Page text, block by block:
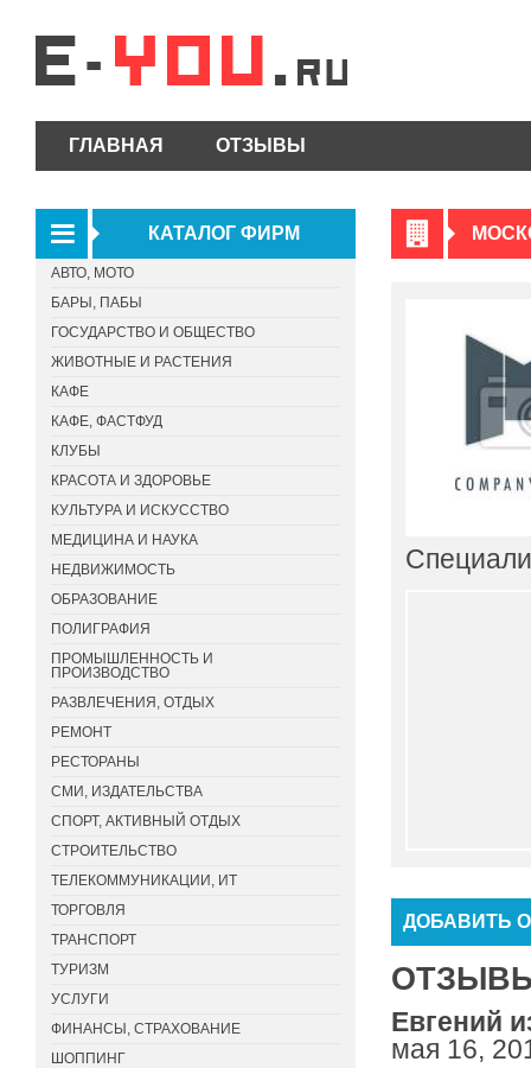
ГЛАВНАЯ ОТЗЫВЫ
ДОБАВИТЬ
Евгений
мая 16,
КАТАЛОГ ФИРМ
АВТО, МОТО
БАРЫ, ПАБЫ
ГОСУДАРСТВО И ОБЩЕСТВО
ЖИВОТНЫЕ И РАСТЕНИЯ
КАФЕ
КАФЕ, ФАСТФУД
КЛУБЫ
КРАСОТА И ЗДОРОВЬЕ
КУЛЬТУРА И ИСКУССТВО
МЕДИЦИНА И НАУКА
НЕДВИЖИМОСТЬ
ОБРАЗОВАНИЕ
ПОЛИГРАФИЯ
ПРОМЫШЛЕННОСТЬ И
ПРОИЗВОДСТВО
РАЗВЛЕЧЕНИЯ, ОТДЫХ
РЕМОНТ
РЕСТОРАНЫ
СМИ, ИЗДАТЕЛЬСТВА
СПОРТ, АКТИВНЫЙ ОТДЫХ
СТРОИТЕЛЬСТВО
ТЕЛЕКОММУНИКАЦИИ, ИТ
ТОРГОВЛЯ
ТРАНСПОРТ
ТУРИЗМ
УСЛУГИ
ФИНАНСЫ, СТРАХОВАНИЕ
ШОППИНГ